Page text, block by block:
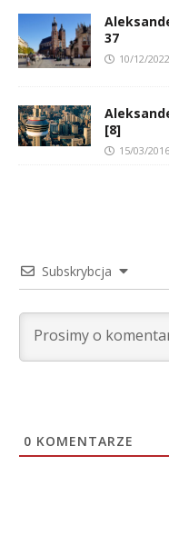
37
10/12/2022
[8]
15/03/2016
Subskrybcja
0 KOMENTARZE